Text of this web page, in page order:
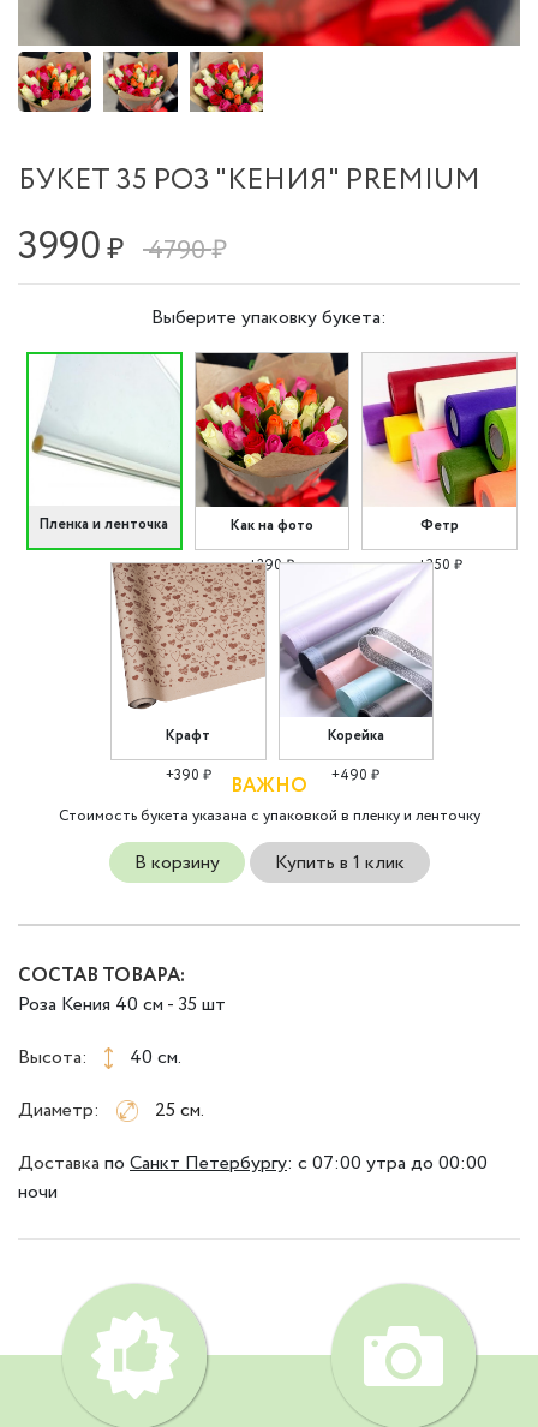
БУКЕТ 35 РОЗ "КЕНИЯ" PREMIUM
3990₽ 4790 ₽
Выберите упаковку букета:
Пленка и ленточка
Как на фото
+290 ₽
Фетр
+350 ₽
Крафт
+390 ₽
Корейка
+490 ₽
ВАЖНО
Стоимость букета указана с упаковкой в пленку и ленточку
В корзину Купить в 1 клик
СОСТАВ ТОВАРА:
Роза Кения 40 см - 35 шт
Высота:
40 см.
Диаметр:
25 см.
Доставка по Санкт Петербургу: с 07:00 утра до 00:00
ночи